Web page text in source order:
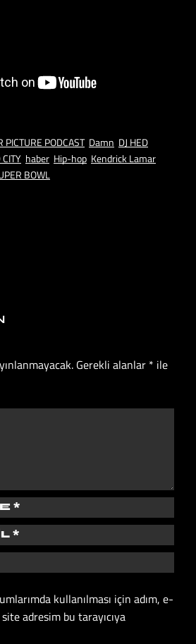
PICTURE PODCAST Damn DJ HED
haber Hip-hop Kendrick Lamar
BOWL
Gerekli alanlar * ile
kullanılması için adım, e-
adresim bu tarayıcıya